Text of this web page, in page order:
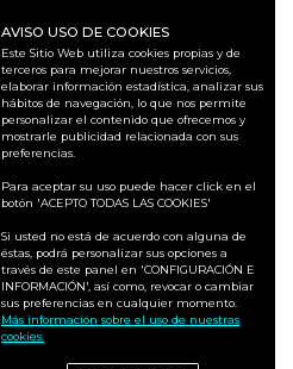
AVISO USO DE COOKIES
Este Sitio Web utiliza cookies propias y de
terceros para mejorar nuestros servicios,
elaborar información estadística, analizar sus
hábitos de navegación, lo que nos permite
personalizar el contenido que ofrecemos y
mostrarle publicidad relacionada con sus
preferencias.
Para aceptar su uso puede hacer click en el
botón 'ACEPTO TODAS LAS COOKIES'
Si usted no está de acuerdo con alguna de
éstas, podrá personalizar sus opciones a
través de este panel en 'CONFIGURACIÓN E
INFORMACIÓN', así como, revocar o cambiar
sus preferencias en cualquier momento.
Más información sobre el uso de nuestras
cookies.